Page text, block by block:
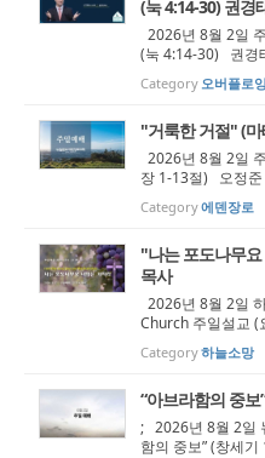
(눅 4:14-30) 권경
2026년 8월 2일
(눅 4:14-30) 권경
Category오버플로잉
"거룩한 거절" (
2026년 8월 2일
장 1-13절) 오정준
Category에덴장로
"나는 포도나무
목사
2026년 8월 2일
Church 주일설
Category하늘소망
“아브라함의 중
; 2026년 8월 2일
함의 중보” (창세